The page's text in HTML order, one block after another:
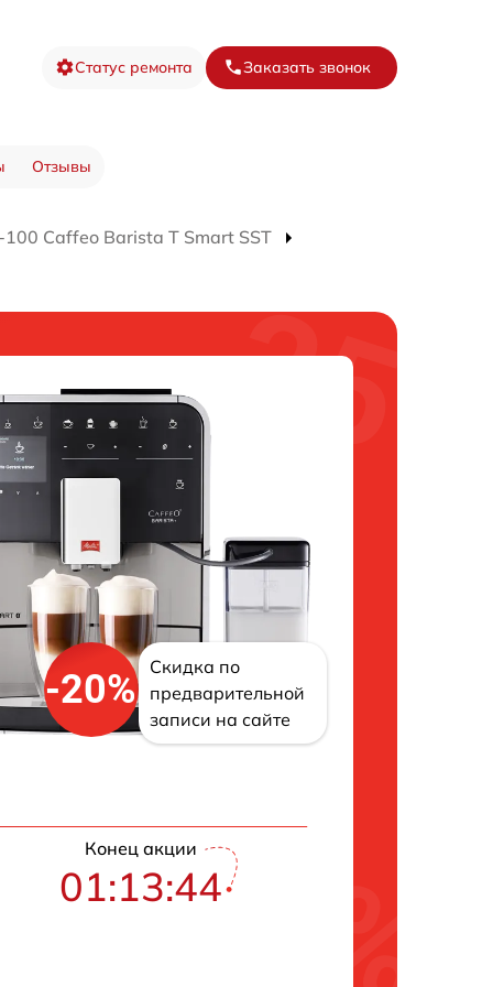
Статус ремонта Заказать звонок
Отзывы
Caffeo Barista T Smart SST
-20%
Скидка по
предварительной
записи на сайте
Конец акции
01:13:43